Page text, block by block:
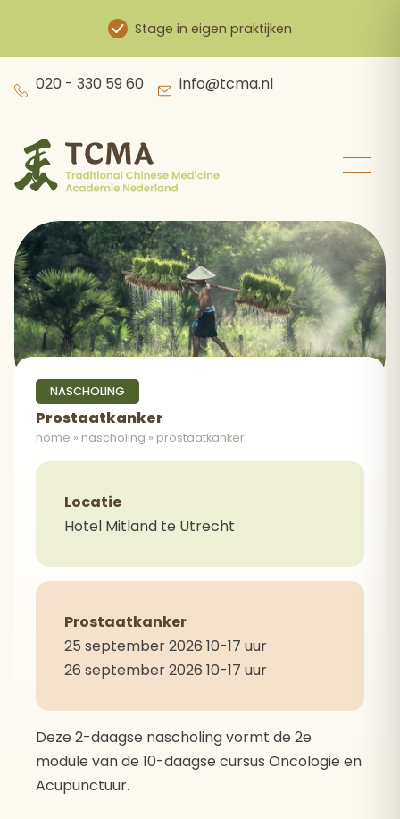
Stage in eigen praktijken
020 - 330 59 60 info@tcma.nl
NASCHOLING
Prostaatkanker
home » nascholing » prostaatkanker
Locatie
Hotel Mitland te Utrecht
Prostaatkanker
25 september 2026 10-17 uur
26 september 2026 10-17 uur
Deze 2-daagse nascholing vormt de 2e
module van de 10-daagse cursus Oncologie en
Acupunctuur.